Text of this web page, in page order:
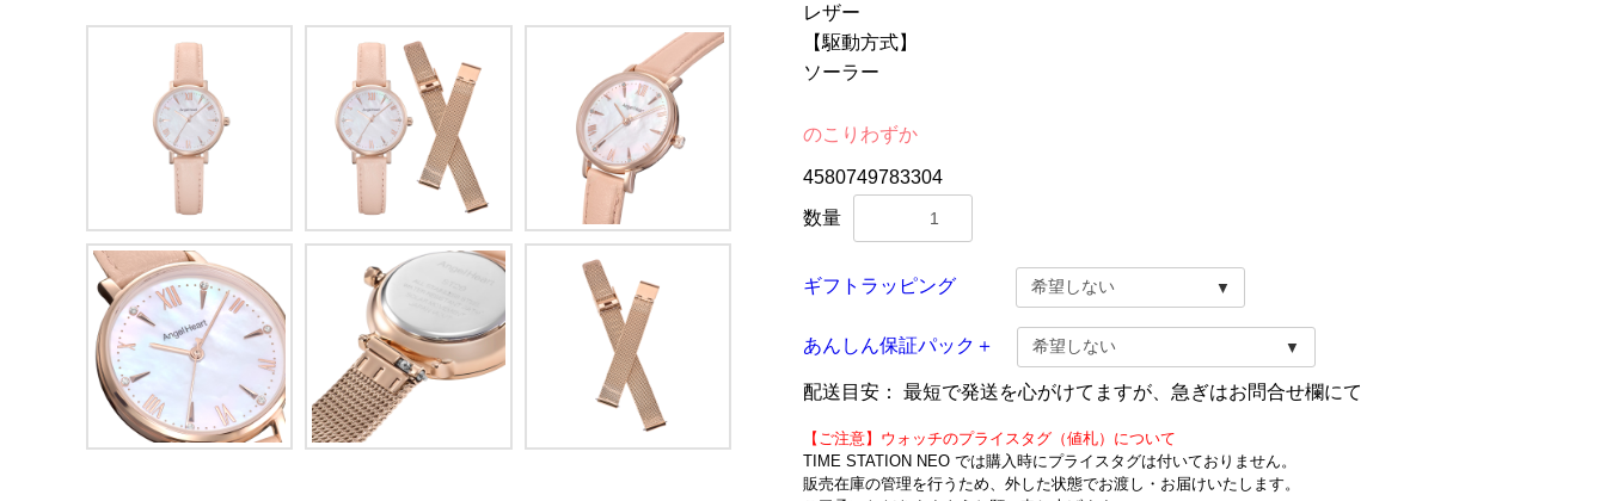
レザー
【駆動方式】
ソーラー
のこりわずか
4580749783304
数量
ギフトラッピング
あんしん保証パック＋
配送目安： 最短で発送を心がけてますが、急ぎはお問合せ欄にて
【ご注意】ウォッチのプライスタグ（値札）について
TIME STATION NEO では購入時にプライスタグは付いておりません。
販売在庫の管理を行うため、外した状態でお渡し・お届けいたします。